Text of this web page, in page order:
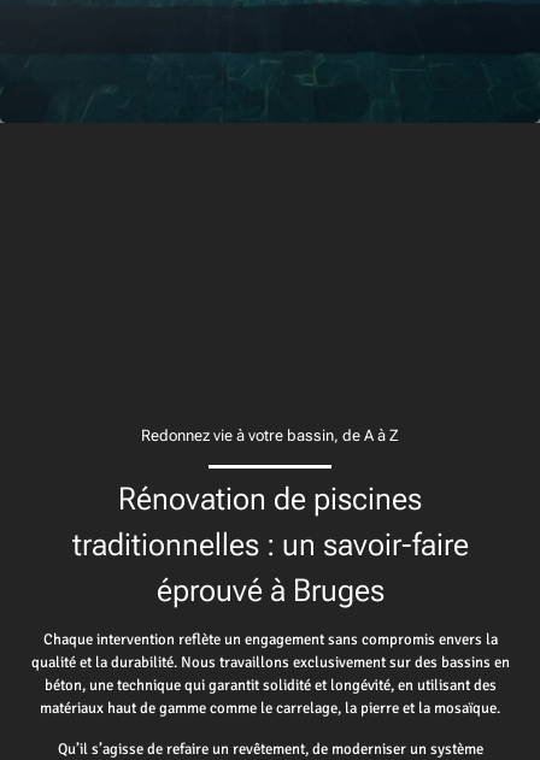
Redonnez vie à votre bassin, de A à Z
Rénovation de piscines
traditionnelles : un savoir-faire
éprouvé à Bruges
Chaque intervention reflète un engagement sans compromis envers la
qualité et la durabilité. Nous travaillons exclusivement sur des bassins en
béton, une technique qui garantit solidité et longévité, en utilisant des
matériaux haut de gamme comme le carrelage, la pierre et la mosaïque.
Qu’il s’agisse de refaire un revêtement, de moderniser un système